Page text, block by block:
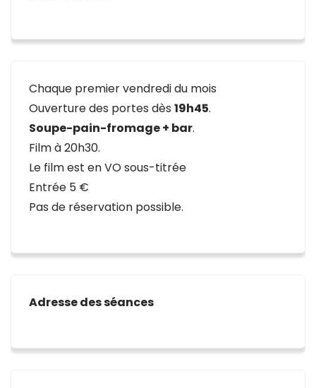
Chaque premier vendredi du mois
Ouverture des portes dès 19h45.
Soupe-pain-fromage + bar.
Film à 20h30.
Le film est en VO sous-titrée
Entrée 5 €
Pas de réservation possible.
Adresse des séances